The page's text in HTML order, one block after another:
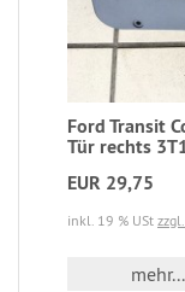
Ford Transit
Tür rechts
EUR 29,75
inkl. 19 % USt
mehr...